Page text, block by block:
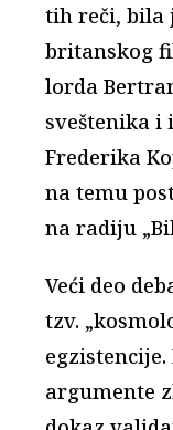
tih reči, bila
britanskog
lorda
sveštenika i
Frederika
na temu
na radiju
Veći deo
tzv.
argumente